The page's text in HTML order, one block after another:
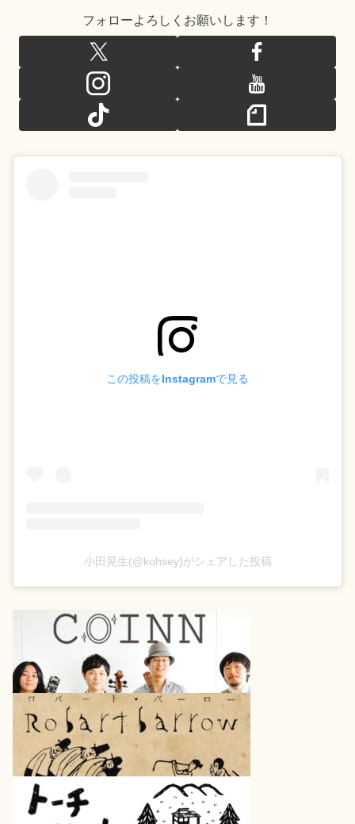
フォローよろしくお願いします！
この投稿をInstagramで見る
小田晃生(@kohsey)がシェアした投稿